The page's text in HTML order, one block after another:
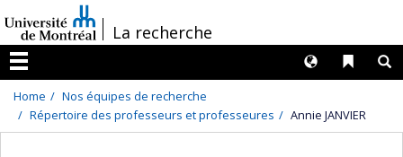
au
contenu
/La recherche
Menu
Liens
Langues
Home
Nos équipes de recherche
Répertoire des professeurs et professeures
Annie JANVIER